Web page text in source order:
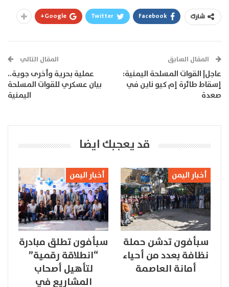
شارك Facebook
Twitter
Google+
المقال السابق
عاجل| القوات المسلحة اليمنية:
إسقاط طائرة إم كيو ناين في
صعدة
المقال التالي
عملية بحرية وأخرى جوية..
بيان عسكري للقوات المسلحة
اليمنية
قد يعجبك ايضا
أخبار اليمن
سبأفون تدشن حملة
نظافة بعدد من أحياء
أمانة العاصمة
أخبار اليمن
سبأفون تطلق مبادرة
“انطلاقة رقمية”
لتأهيل أصحاب
المشاريع في